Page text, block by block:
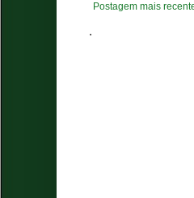
Postagem mais
.